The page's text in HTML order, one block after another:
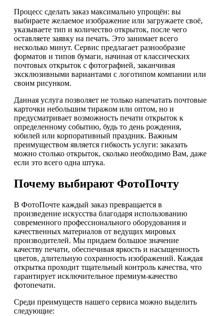
Процесс сделать заказ максимально упрощён: вы
выбираете желаемое изображение или загружаете своё,
указываете тип и количество открыток, после чего
оставляете заявку на печать. Это занимает всего
несколько минут. Сервис предлагает разнообразие
форматов и типов бумаги, начиная от классических
почтовых открыток с фотографией, заканчивая
эксклюзивными вариантами с логотипом компании или
своим рисунком.
Данная услуга позволяет не только напечатать почтовые
карточки небольшим тиражом или оптом, но и
предусматривает возможность печати открыток к
определенному событию, будь то день рождения,
юбилей или корпоративный праздник. Важным
преимуществом является гибкость услуги: заказать
можно столько открыток, сколько необходимо Вам, даже
если это всего одна штука.
Почему выбирают ФотоПочту
В ФотоПочте каждый заказ превращается в
произведение искусства благодаря использованию
современного профессионального оборудования и
качественных материалов от ведущих мировых
производителей. Мы придаем большое значение
качеству печати, обеспечивая яркость и насыщенность
цветов, длительную сохранность изображений. Каждая
открытка проходит тщательный контроль качества, что
гарантирует исключительное премиум-качество
фотопечати.
Среди преимуществ нашего сервиса можно выделить
следующие: